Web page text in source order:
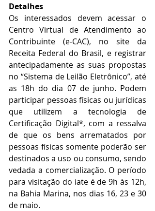
Detalhes
Os interessados devem acessar o
Centro Virtual de Atendimento ao
Contribuinte (e-CAC), no site da
Receita Federal do Brasil, e registrar
antecipadamente as suas propostas
no “Sistema de Leilão Eletrônico”, até
as 18h do dia 07 de junho. Podem
participar pessoas físicas ou jurídicas
que utilizem a tecnologia de
Certificação Digital*, com a ressalva
de que os bens arrematados por
pessoas físicas somente poderão ser
destinados a uso ou consumo, sendo
vedada a comercialização. O período
para visitação do iate é de 9h às 12h,
na Bahia Marina, nos dias 16, 23 e 30
de maio.